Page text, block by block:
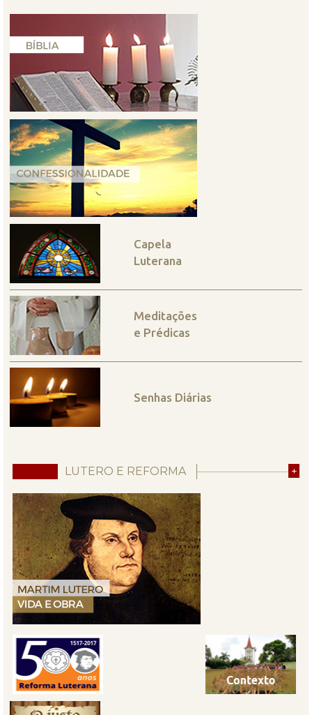
Capela
Luterana
Meditações
e Prédicas
Senhas Diárias
LUTERO E REFORMA +